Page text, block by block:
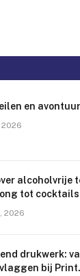
en
2026
alcoholvrije
tot cocktails
2026
drukwerk:
bij